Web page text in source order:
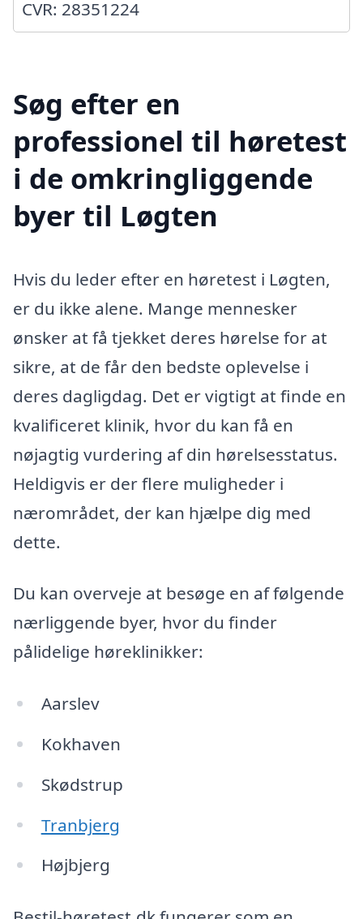
CVR: 28351224
Søg efter en
professionel til høretest
i de omkringliggende
byer til Løgten
Hvis du leder efter en høretest i Løgten,
er du ikke alene. Mange mennesker
ønsker at få tjekket deres hørelse for at
sikre, at de får den bedste oplevelse i
deres dagligdag. Det er vigtigt at finde en
kvalificeret klinik, hvor du kan få en
nøjagtig vurdering af din hørelsesstatus.
Heldigvis er der flere muligheder i
nærområdet, der kan hjælpe dig med
dette.
Du kan overveje at besøge en af følgende
nærliggende byer, hvor du finder
pålidelige høreklinikker:
Aarslev
Kokhaven
Skødstrup
Tranbjerg
Højbjerg